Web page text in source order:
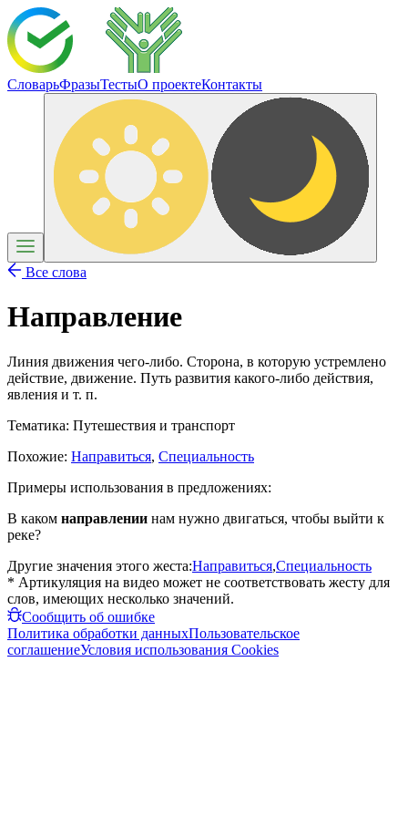
СловарьФразыТестыО проектеКонтакты
Все слова
Направление
Линия движения чего-либо. Сторона, в которую устремлено
действие, движение. Путь развития какого-либо действия,
явления и т. п.
Тематика: Путешествия и транспорт
Похожие: Направиться, Специальность
Примеры использования в предложениях:
В каком направлении нам нужно двигаться, чтобы выйти к
реке?
Другие значения этого жеста:Направиться,Специальность
* Артикуляция на видео может не соответствовать жесту для
слов, имеющих несколько значений.
Сообщить об ошибке
Политика обработки данныхПользовательское
соглашениеУсловия использования Cookies